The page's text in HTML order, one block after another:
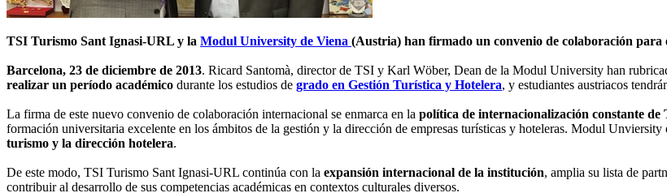
TSI Turismo Sant Ignasi-URL y la Modul University de Viena (Austria) han firmado un convenio de colaboración para
Barcelona, 23 de diciembre de 2013. Ricard Santomà, director de TSI y Karl Wöber, Dean de la Modul University han
realizar un período académico durante los estudios de grado en Gestión Turística y Hotelera, y estudiantes austriacos
La firma de este nuevo convenio de colaboración internacional se enmarca en la política de internacionalización constante
formación universitaria excelente en los ámbitos de la gestión y la dirección de empresas turísticas y hoteleras. Modul Unviersity
turismo y la dirección hotelera.
De este modo, TSI Turismo Sant Ignasi-URL continúa con la expansión internacional de la institución, amplia su lista de
contribuir al desarrollo de sus competencias académicas en contextos culturales diversos.